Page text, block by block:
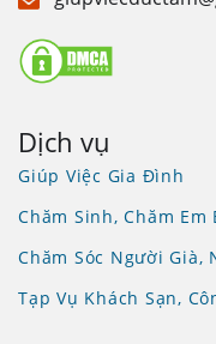
Dịch vụ
Giúp Việc Gia Đình
Chăm Sinh, Chăm Em
Chăm Sóc Người Già,
Tạp Vụ Khách Sạn,